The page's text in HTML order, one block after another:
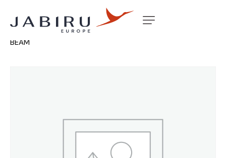
Accueil Non classé
BEAM